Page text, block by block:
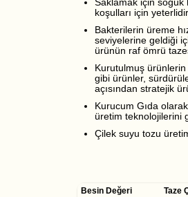
koşulları için yeterlidir.
Bakterilerin üreme
seviyelerine geldiği
ürünün raf ömrü
Kurutulmuş
gibi ürünler,
açısından stratejik
Kurucum Gıda
üretim teknolojilerini
Çilek suyu tozu
Besin Değeri Taze